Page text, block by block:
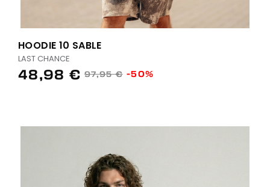
HOODIE 10 SABLE
LAST CHANCE
48,98 € 97,95 € -50%